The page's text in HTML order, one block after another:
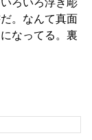
ろいろ浮き彫
。なんて真面
なってる。裏